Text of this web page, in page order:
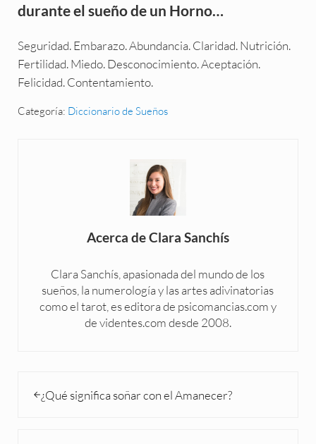
durante el sueño de un Horno…
Seguridad. Embarazo. Abundancia. Claridad. Nutrición.
Fertilidad. Miedo. Desconocimiento. Aceptación.
Felicidad. Contentamiento.
Categoría: Diccionario de Sueños
Acerca deClara Sanchís
Clara Sanchís, apasionada del mundo de los
sueños, la numerología y las artes adivinatorias
como el tarot, es editora de psicomancias.com y
de videntes.com desde 2008.
¿Qué significa soñar con el Amanecer?